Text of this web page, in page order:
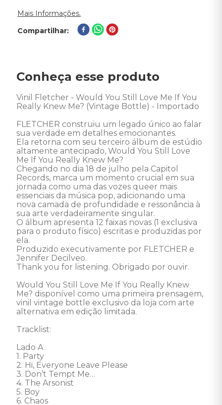
Mais Informações.
Compartilhar
Conheça esse produto
Vinil Fletcher - Would You Still Love Me If You
Really Knew Me? (Vintage Bottle) - Importado
FLETCHER construiu um legado único ao falar
sua verdade em detalhes emocionantes.
Ela retorna com seu terceiro álbum de estúdio
altamente antecipado, Would You Still Love
Me If You Really Knew Me?
Chegando no dia 18 de julho pela Capitol
Records, marca um momento crucial em sua
jornada como uma das vozes queer mais
essenciais da música pop, adicionando uma
nova camada de profundidade e ressonância à
sua arte verdadeiramente singular.
O álbum apresenta 12 faixas novas (1 exclusiva
para o produto físico) escritas e produzidas por
ela.
Produzido executivamente por FLETCHER e
Jennifer Decilveo.
Thank you for listening. Obrigado por ouvir.
Would You Still Love Me If You Really Knew
Me? disponível como uma primeira prensagem,
vinil vintage bottle exclusivo da loja com arte
alternativa em edição limitada.
Tracklist:
Lado A
1. Party
2. Hi, Everyone Leave Please
3. Don’t Tempt Me…
4. The Arsonist
5. Boy
6. Chaos